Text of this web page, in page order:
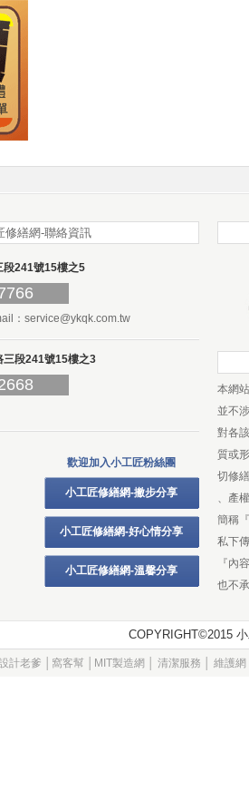
修繕網-聯絡資訊
段241號15樓之5
： service@ykqk.com.tw
三段241號15樓之3
歡迎加入小工匠粉絲團
小工匠修繕網-撇步分享
小工匠修繕網-好心情分享
小工匠修繕網-溫馨分享
本網
並不
對各
質或
切修
、產
簡稱
私下
『內
也不
計老爹 窩客幫│ MIT製造網 清潔服務 維護網